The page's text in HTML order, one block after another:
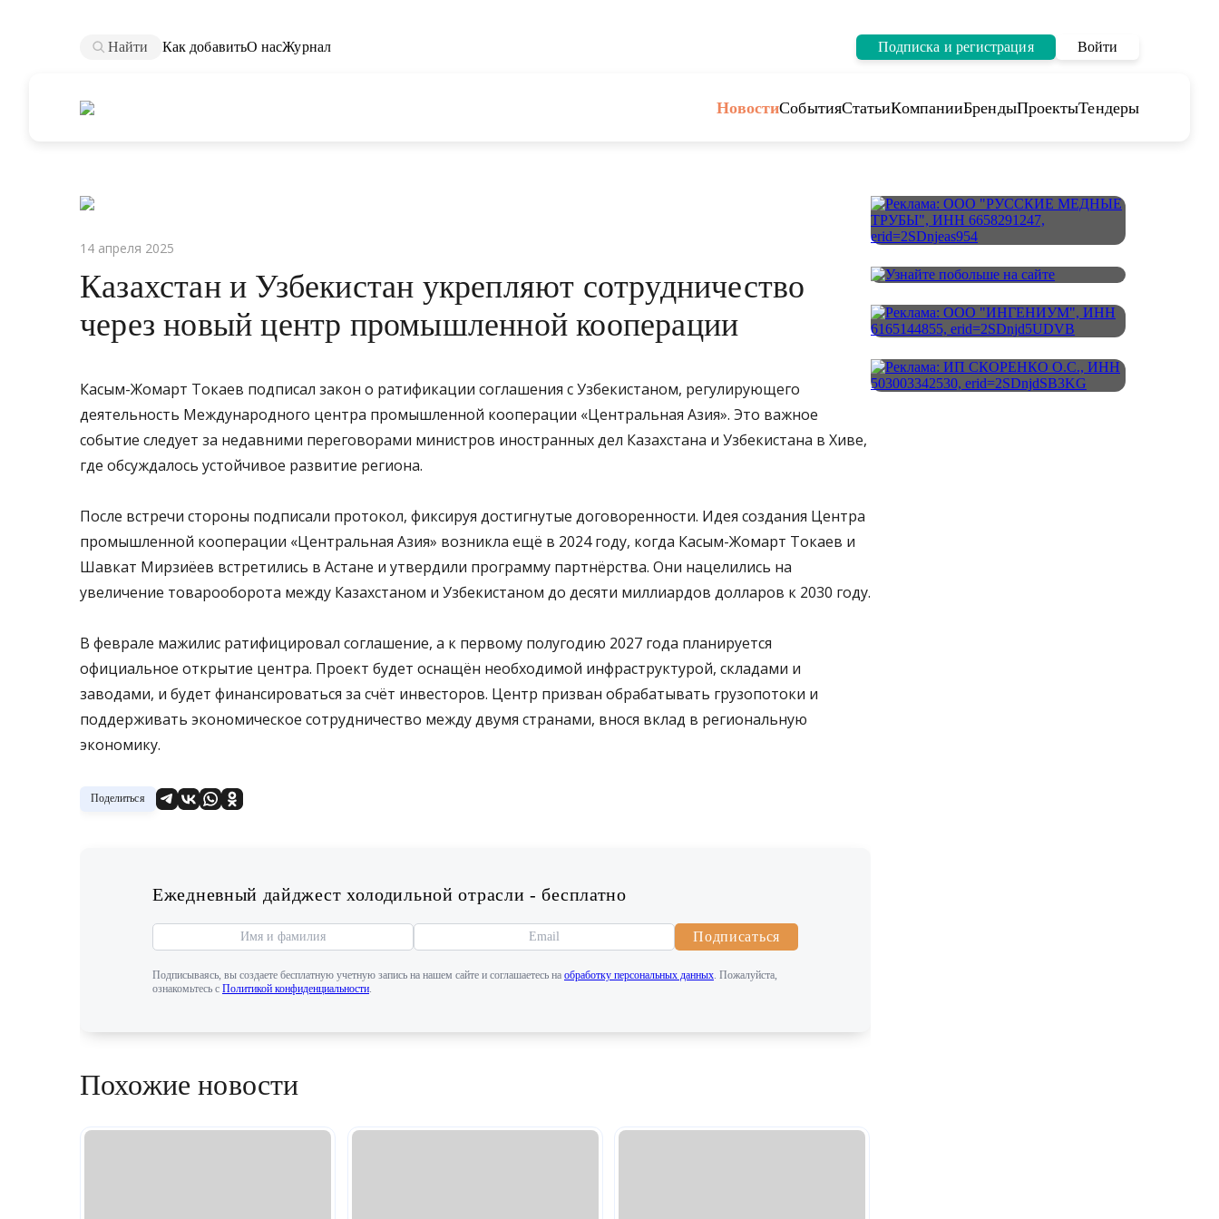
Найти Как добавитьО насЖурнал Подписка и регистрация Войти
НовостиСобытияСтатьиКомпанииБрендыПроектыТендеры
14 апреля 2025
Казахстан и Узбекистан укрепляют сотрудничество
через новый центр промышленной кооперации
Касым-Жомарт Токаев подписал закон о ратификации соглашения с Узбекистаном, регулирующего
деятельность Международного центра промышленной кооперации «Центральная Азия». Это важное
событие следует за недавними переговорами министров иностранных дел Казахстана и Узбекистана в Хиве,
где обсуждалось устойчивое развитие региона.
После встречи стороны подписали протокол, фиксируя достигнутые договоренности. Идея создания Центра
промышленной кооперации «Центральная Азия» возникла ещё в 2024 году, когда Касым-Жомарт Токаев и
Шавкат Мирзиёев встретились в Астане и утвердили программу партнёрства. Они нацелились на
увеличение товарооборота между Казахстаном и Узбекистаном до десяти миллиардов долларов к 2030 году.
В феврале мажилис ратифицировал соглашение, а к первому полугодию 2027 года планируется
официальное открытие центра. Проект будет оснащён необходимой инфраструктурой, складами и
заводами, и будет финансироваться за счёт инвесторов. Центр призван обрабатывать грузопотоки и
поддерживать экономическое сотрудничество между двумя странами, внося вклад в региональную
экономику.
Поделиться
Ежедневный дайджест холодильной отрасли - бесплатно
Подписаться
Подписываясь, вы создаете бесплатную учетную запись на нашем сайте и соглашаетесь на обработку персональных данных. Пожалуйста,
ознакомьтесь с Политикой конфиденциальности.
Похожие новости